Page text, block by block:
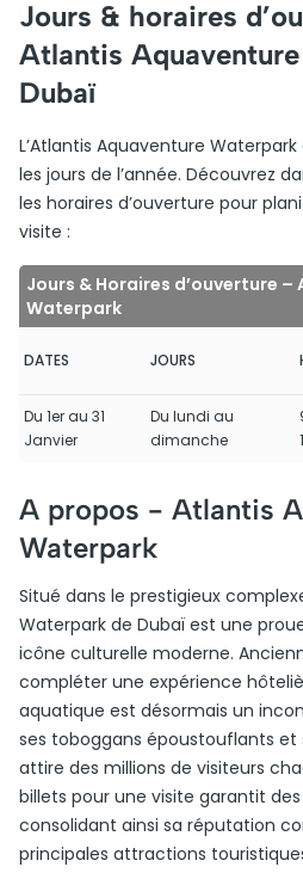
Jours & horaires
Atlantis
Dubaï
L’Atlantis Aquaventure
les jours de l’année. Découvrez
les horaires d’ouverture pour
visite :
Jours & Horaires d’ouverture
Waterpark
DATES JOURS
Du 1er au 31
Janvier
Du lundi au
dimanche
A propos - Atlantis
Waterpark
Situé dans le prestigieux
Waterpark de Dubaï est une
icône culturelle moderne.
compléter une expérience
aquatique est désormais un
ses toboggans époustouflants et
attire des millions de visiteurs
billets pour une visite garantit
consolidant ainsi sa réputation
principales attractions